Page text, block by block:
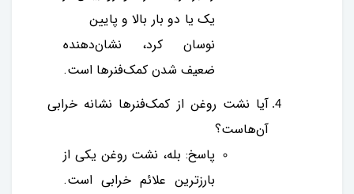
یک یا دو بار بالا و پایین
نوسان کرد، نشان‌دهنده
ضعیف شدن کمک‌فنرها است.
آیا نشت روغن از کمک‌فنرها نشانه خرابی
آن‌هاست؟
پاسخ: بله، نشت روغن یکی از
بارزترین علائم خرابی است.